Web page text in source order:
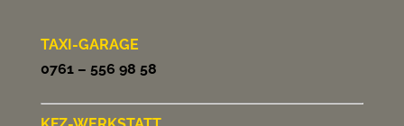
TAXI-GARAGE
0761 – 556 98 58